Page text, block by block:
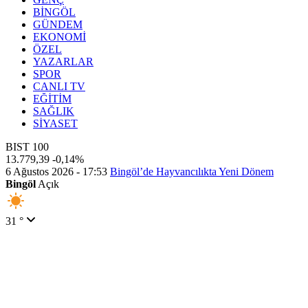
BİNGÖL
GÜNDEM
EKONOMİ
ÖZEL
YAZARLAR
SPOR
CANLI TV
EĞİTİM
SAĞLIK
SİYASET
BIST 100
13.779,39 -0,14%
6 Ağustos 2026 - 17:53 Bingöl’de Hayvancılıkta Yeni Dönem
Bingöl Açık
31 °